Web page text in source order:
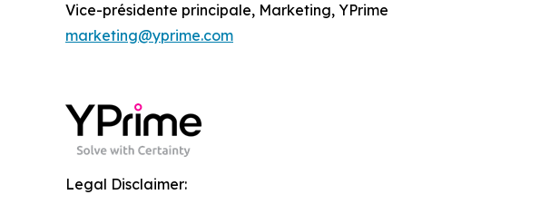
Vice-présidente principale, Marketing, YPrime
marketing@yprime.com
Legal Disclaimer: